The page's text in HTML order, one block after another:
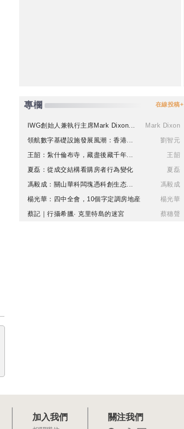
專欄 在線投稿+
IWG創始人兼執行主席Mark Dixon...
Mark Dixon
領航數字基礎設施發展風潮：香港...
劉智元
王韶：紮什倫布寺，藏盡後藏千年...
王韶
夏磊：從成交結構看購房者行為變化
夏磊
馮毅成：關山華科闆塊憑科創生态...
馮毅成
楊光華：四中全會，10個字定調房地産
楊光華
蔡記｜行攝希臘· 克里特島的迷宮
蔡穗聲
加入我們 關注我們